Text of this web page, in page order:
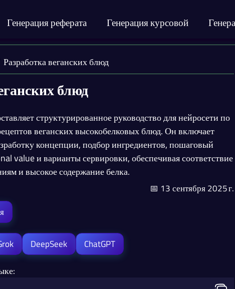
Генерация реферата Генерация курсовой
Разработка веганских блюд
блюд
структурированное руководство для нейросети по
веганских высокобелковых блюд. Он включает
концепции, подбор ингредиентов, пошаговый
value и варианты сервировки, обеспечивая соответствие
и высокое содержание белка.
📅 13 сентября 2025 г.
DeepSeek ChatGPT